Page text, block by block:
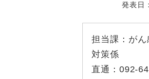
発表日：
担当課： が
対策係
直通： 092-